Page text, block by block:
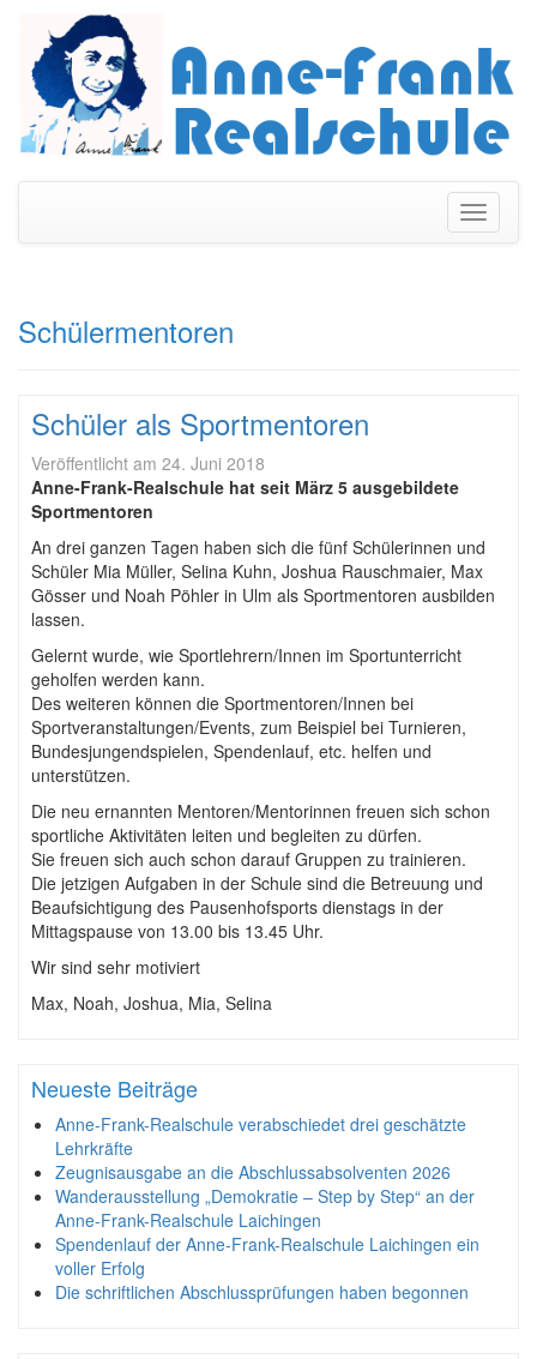
Schülermentoren
Schüler als Sportmentoren
Veröffentlicht am 24. Juni 2018
Anne-Frank-Realschule hat seit März 5 ausgebildete
Sportmentoren
An drei ganzen Tagen haben sich die fünf Schülerinnen und
Schüler Mia Müller, Selina Kuhn, Joshua Rauschmaier, Max
Gösser und Noah Pöhler in Ulm als Sportmentoren ausbilden
lassen.
Gelernt wurde, wie Sportlehrern/Innen im Sportunterricht
geholfen werden kann.
Des weiteren können die Sportmentoren/Innen bei
Sportveranstaltungen/Events, zum Beispiel bei Turnieren,
Bundesjungendspielen, Spendenlauf, etc. helfen und
unterstützen.
Die neu ernannten Mentoren/Mentorinnen freuen sich schon
sportliche Aktivitäten leiten und begleiten zu dürfen.
Sie freuen sich auch schon darauf Gruppen zu trainieren.
Die jetzigen Aufgaben in der Schule sind die Betreuung und
Beaufsichtigung des Pausenhofsports dienstags in der
Mittagspause von 13.00 bis 13.45 Uhr.
Wir sind sehr motiviert
Max, Noah, Joshua, Mia, Selina
Neueste Beiträge
Anne-Frank-Realschule verabschiedet drei geschätzte
Lehrkräfte
Zeugnisausgabe an die Abschlussabsolventen 2026
Wanderausstellung „Demokratie – Step by Step“ an der
Anne-Frank-Realschule Laichingen
Spendenlauf der Anne-Frank-Realschule Laichingen ein
voller Erfolg
Die schriftlichen Abschlussprüfungen haben begonnen